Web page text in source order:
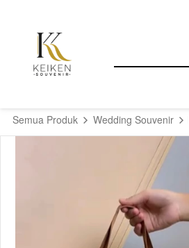
Semua Produk Wedding Souvenir